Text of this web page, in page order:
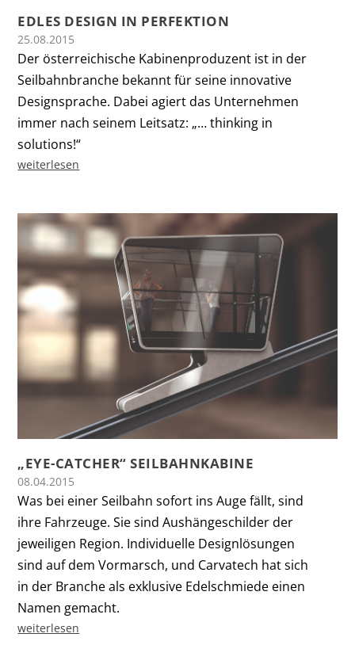
EDLES DESIGN IN PERFEKTION
25.08.2015
Der österreichische Kabinenproduzent ist in der
Seilbahnbranche bekannt für seine innovative
Designsprache. Dabei agiert das Unternehmen
immer nach seinem Leitsatz: „… thinking in
solutions!“
weiterlesen
„EYE-CATCHER“ SEILBAHNKABINE
08.04.2015
Was bei einer Seilbahn sofort ins Auge fällt, sind
ihre Fahrzeuge. Sie sind Aushängeschilder der
jeweiligen Region. Individuelle Designlösungen
sind auf dem Vormarsch, und Carvatech hat sich
in der Branche als exklusive Edelschmiede einen
Namen gemacht.
weiterlesen